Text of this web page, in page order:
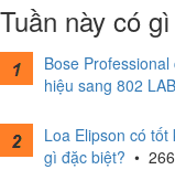
Tuần này có
Bose
hiệu sang 802
Loa Elipson có
gì đặc biệt? •